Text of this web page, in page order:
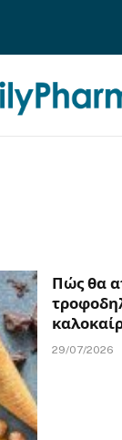
Πώς θα
29/07/2026